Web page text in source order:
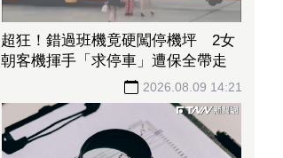
超狂！錯過班機竟硬闖停機坪 2女
朝客機揮手「求停車」遭保全帶走
2026.08.09 14:21